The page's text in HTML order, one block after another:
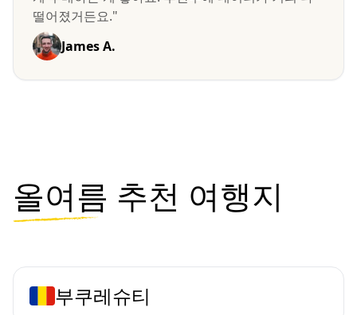
떨어졌거든요."
James A.
올여름 추천 여행지
부쿠레슈티